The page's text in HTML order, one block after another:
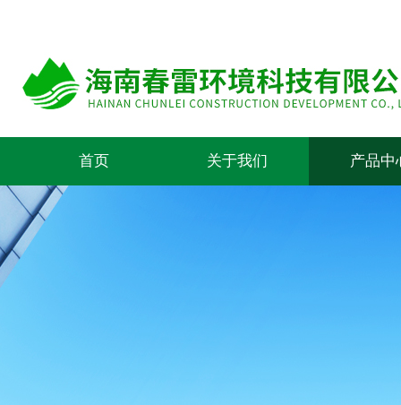
首页 关于我们 产品中